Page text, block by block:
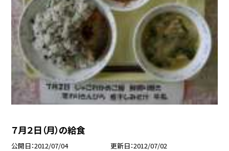
７月２日（月）の給食
公開日 2012/07/04 更新日 2012/07/02